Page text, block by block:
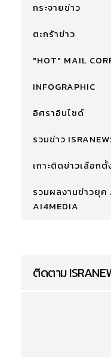
กระจายข่าว
ตะกร้าข่าว
"HOT" MAIL
INFOGRAPHIC
อิศราอินไซด์
รวมข่าว
เกาะติดข่าวเลือก
รวมผลงานข่าวยุค
AI4MEDIA
ติดตาม